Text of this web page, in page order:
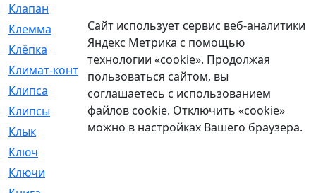
Клапан
Клемма
[5]
Клёпка
[2]
Климат-контроль
[3]
Клипса
[21]
Клипсы
[321]
Клык
[4]
Ключ
Ключи
Сайт использует сервис веб-аналитики
Яндекс Метрика с помощью
технологии «cookie». Продолжая
пользоваться сайтом, вы
соглашаетесь с использованием
файлов cookie. Отключить «cookie»
можно в настройках Вашего браузера.